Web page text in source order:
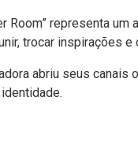
Room” representa
trocar inspirações
abriu seus